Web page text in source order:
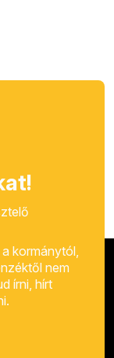
kormánytól,
nem
írni, hírt